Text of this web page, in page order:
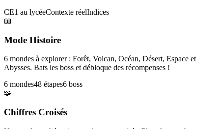
CE1 au lycéeContexte réelIndices
📖
Mode Histoire
6 mondes à explorer : Forêt, Volcan, Océan, Désert, Espace et
Abysses. Bats les boss et débloque des récompenses !
6 mondes48 étapes6 boss
🧩
Chiffres Croisés